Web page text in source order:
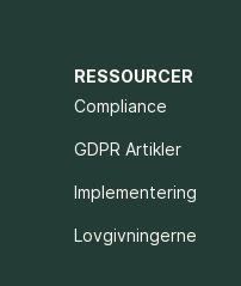
RESSOURCER
Compliance
GDPR Artikler
Implementering
Lovgivningerne